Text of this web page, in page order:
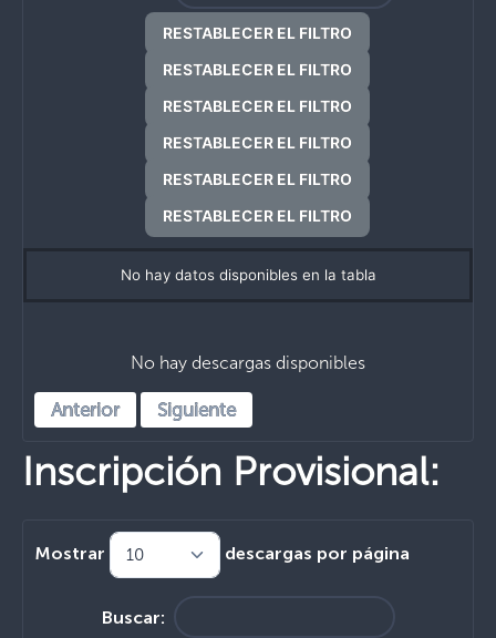
RESTABLECER EL FILTRO
RESTABLECER EL FILTRO
RESTABLECER EL FILTRO
RESTABLECER EL FILTRO
RESTABLECER EL FILTRO
RESTABLECER EL FILTRO
No hay datos disponibles en la tabla
No hay descargas disponibles
Anterior Siguiente
Inscripción Provisional:
Mostrar descargas por página
Buscar: